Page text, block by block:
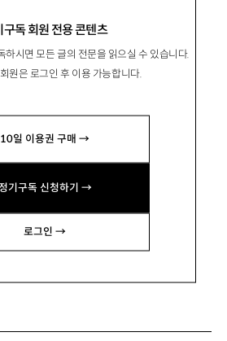
구독 회원 전용 콘텐츠
하시면 모든 글의 전문을 읽으실 수 있습니다.
원은 로그인 후 이용 가능합니다.
10일 이용권 구매 →
기구독 신청하기 →
로그인 →
리
론으로 「라일락과 장미향기
영 시의 ‘감성’과 ‘정치’」 등이